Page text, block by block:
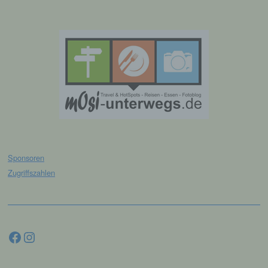
Sponsoren
Zugriffszahlen
Facebook
Daten über die betroffene Person gespeichert sind.
Ferner berichtigt oder löscht der für die
Verarbeitung Verantwortliche personenbezogene
Daten auf Wunsch oder Hinweis der betroffenen
Person, soweit dem keine gesetzlichen
Aufbewahrungspflichten entgegenstehen. Die
Gesamtheit der Mitarbeiter des für die Verarbeitung
Vorschriften Angaben, die eine schnelle
Kommunikation mit uns ermöglichen, was